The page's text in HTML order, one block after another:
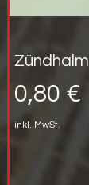
Zündhalm
Preis
0,80 €
inkl. MwSt.